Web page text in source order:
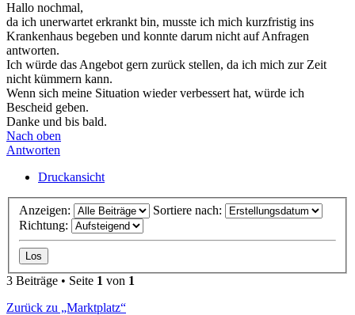
Hallo nochmal,
da ich unerwartet erkrankt bin, musste ich mich kurzfristig ins
Krankenhaus begeben und konnte darum nicht auf Anfragen
antworten.
Ich würde das Angebot gern zurück stellen, da ich mich zur Zeit
nicht kümmern kann.
Wenn sich meine Situation wieder verbessert hat, würde ich
Bescheid geben.
Danke und bis bald.
Nach oben
Antworten
Druckansicht
Anzeigen:
Sortiere nach:
Richtung:
3 Beiträge • Seite 1 von 1
Zurück zu „Marktplatz“